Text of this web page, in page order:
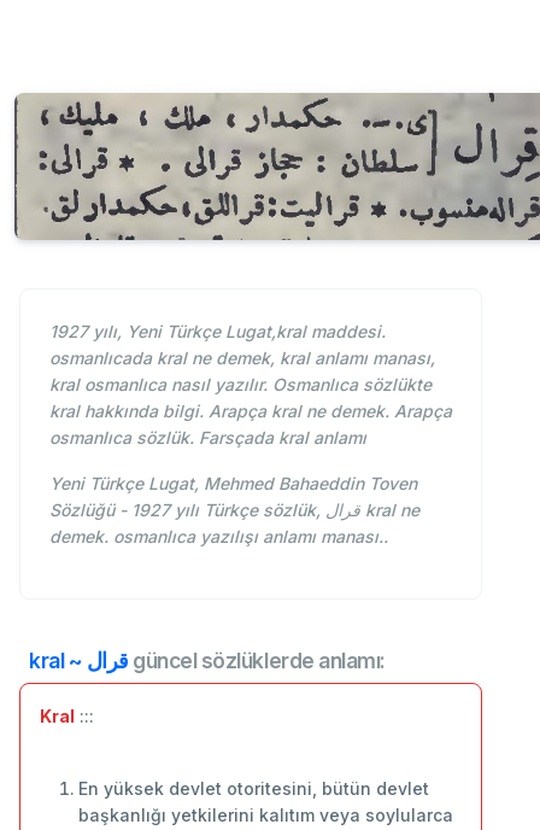
1927 yılı, Yeni Türkçe Lugat,kral maddesi.
osmanlıcada kral ne demek, kral anlamı manası,
kral osmanlıca nasıl yazılır. Osmanlıca sözlükte
kral hakkında bilgi. Arapça kral ne demek. Arapça
osmanlıca sözlük. Farsçada kral anlamı
Yeni Türkçe Lugat, Mehmed Bahaeddin Toven
Sözlüğü - 1927 yılı Türkçe sözlük, قرال kral ne
demek. osmanlıca yazılışı anlamı manası..
kral ~ قرال güncel sözlüklerde anlamı:
Kral :::
En yüksek devlet otoritesini, bütün devlet
başkanlığı yetkilerini kalıtım veya soylularca